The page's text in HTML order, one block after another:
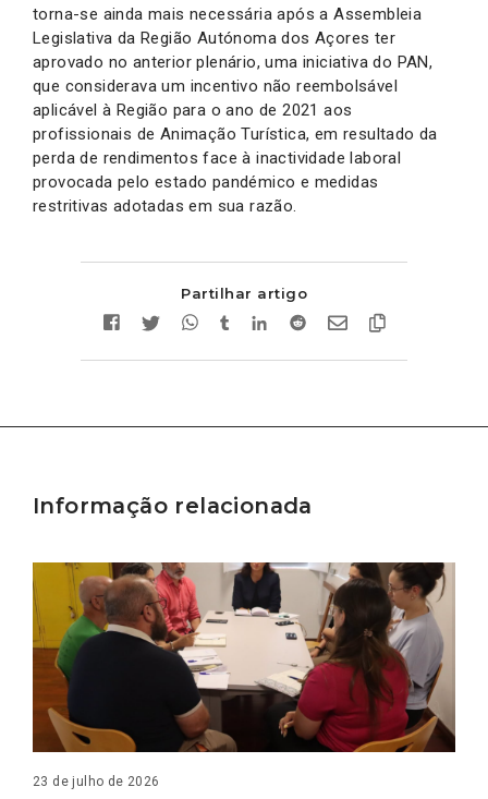
torna-se ainda mais necessária após a Assembleia
Legislativa da Região Autónoma dos Açores ter
aprovado no anterior plenário, uma iniciativa do PAN,
que considerava um incentivo não reembolsável
aplicável à Região para o ano de 2021 aos
profissionais de Animação Turística, em resultado da
perda de rendimentos face à inactividade laboral
provocada pelo estado pandémico e medidas
restritivas adotadas em sua razão.
Partilhar artigo
Informação relacionada
23 de julho de 2026